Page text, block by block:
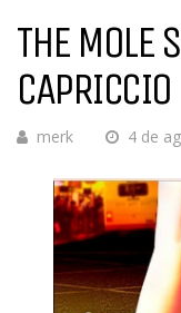
THE MOLE
CAPRICCIO
merk 4 de